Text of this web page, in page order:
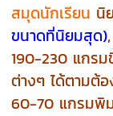
สมุดนักเรียน นิ
ขนาดที่นิยมสุด)
190-230 แกร
ต่างๆ ได้ตามต้อ
60-70 แกรมพิ